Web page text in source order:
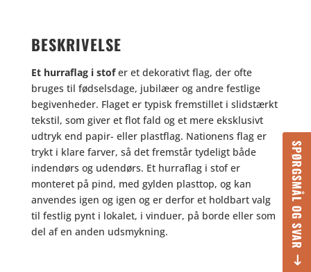
SPØRGSMÅL OG SVAR
BESKRIVELSE
Et hurraflag i stofer et dekorativt flag, der ofte
bruges til fødselsdage, jubilæer og andre festlige
begivenheder. Flaget er typisk fremstillet i slidstærkt
tekstil, som giver et flot fald og et mere eksklusivt
udtryk end papir- eller plastflag. Nationens flag er
trykt i klare farver, så det fremstår tydeligt både
indendørs og udendørs. Et hurraflag i stof er
monteret på pind, med gylden plasttop, og kan
anvendes igen og igen og er derfor et holdbart valg
til festlig pynt i lokalet, i vinduer, på borde eller som
del af en anden udsmykning.